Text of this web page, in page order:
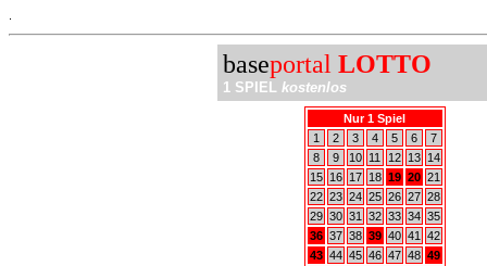
baseportal LOTTO
1 SPIEL kostenlos
Nur 1 Spiel
1
2 3 4 5 6
7
8
9 10 11 12 13
14
15
16 17 18 19 20 21
22 23 24 25 26 27 28
29 30 31 32 33 34 35
36 37 38 39 40 41
42
43 44 45 46 47 48 49